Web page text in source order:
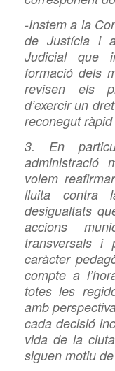
-Instem a la
de Justícia i
Judicial que
formació dels
revisen els
d’exercir un
reconegut
3. En
administració
volem
lluita contra
desigualtats
accions
transversals i
caràcter
compte a
totes les
amb
cada decisió
vida de la
siguen motiu